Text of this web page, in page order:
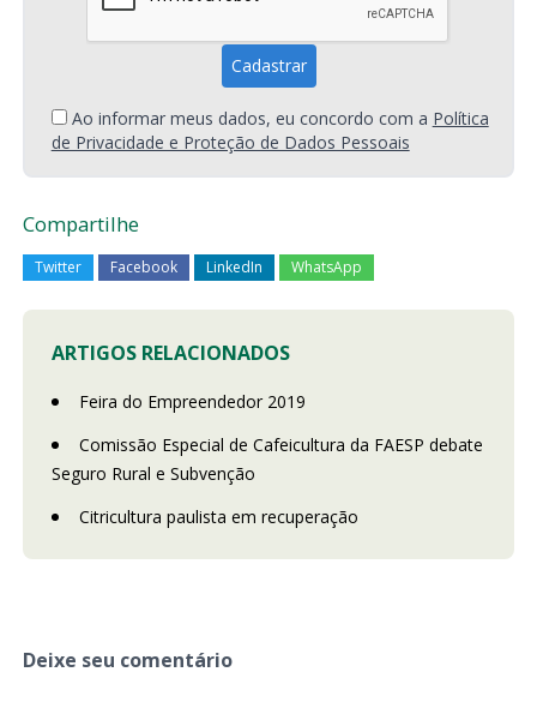
Ao informar meus dados, eu concordo com a Política
de Privacidade e Proteção de Dados Pessoais
Compartilhe
Twitter Facebook LinkedIn WhatsApp
ARTIGOS RELACIONADOS
Feira do Empreendedor 2019
Comissão Especial de Cafeicultura da FAESP debate
Seguro Rural e Subvenção
Citricultura paulista em recuperação
Deixe seu comentário